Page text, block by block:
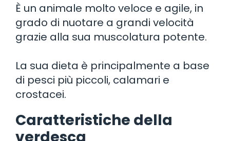
È un animale molto veloce e agile, in
grado di nuotare a grandi velocità
grazie alla sua muscolatura potente.
La sua dieta è principalmente a base
di pesci più piccoli, calamari e
crostacei.
Caratteristiche della